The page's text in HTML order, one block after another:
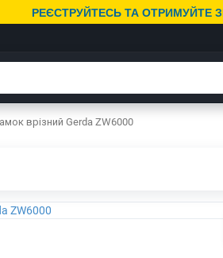
РЕЄСТРУЙТЕСЬ ТА ОТРИМУЙТЕ
врізний Gerda ZW6000